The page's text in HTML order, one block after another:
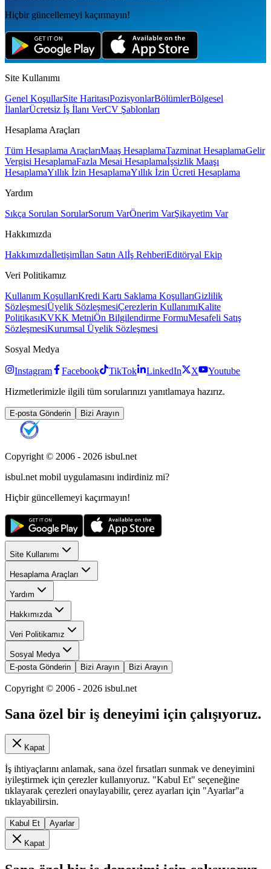
Hiçbir güncellemeyi kaçırmayın!
Site Kullanımı
Genel KoşullarSite HaritasıPozisyonlarBölümlerBölgesel
İlanlarÜcretsiz İş İlanı VerCV Şablonları
Hesaplama Araçları
Tüm Hesaplama AraçlarıMaaş HesaplamaTazminat HesaplamaGelir
Vergisi HesaplamaFazla Mesai Hesaplamaİşsizlik Maaşı
HesaplamaYıllık İzin HesaplamaYıllık İzin Ücreti Hesaplama
Yardım
Sıkça Sorulan SorularSorum VarÖnerim VarŞikayetim Var
Hakkımızda
Hakkımızdaİletişimİlan Satın Alİş RehberiEditöryal Ekip
Veri Politikamız
Kullanım KoşullarıKredi Kartı Saklama KoşullarıGizlilik
SözleşmesiÜyelik SözleşmesiÇerezlerin KullanımıKalite
PolitikasıKVKK MetniÖn Bilgilendirme FormuMesafeli Satış
SözleşmesiKurumsal Üyelik Sözleşmesi
Sosyal Medya
Instagram Facebook TikTok LinkedIn X
Youtube
Hizmetlerimizle ilgili tüm sorularınızı yanıtlamaya hazırız.
E-posta Gönderin Bizi Arayın
Copyright © 2006 - 2026 isbul.net
isbul.net mobil uygulamasını indirdiniz mi?
Hiçbir güncellemeyi kaçırmayın!
Site Kullanımı
Hesaplama Araçları
Yardım
Hakkımızda
Veri Politikamız
Sosyal Medya
E-posta Gönderin
Bizi Arayın Bizi Arayın
Copyright © 2006 - 2026 isbul.net
Sana özel bir iş deneyimi için çalışıyoruz.
Kapat
İş ihtiyaçlarını anlamak, sana özel fırsatları sunmak ve deneyimini
iyileştirmek için çerezler kullanıyoruz. "Kabul Et" seçeneğine
tıklayarak çerezleri onaylayabilir, çerez ayarları için "Ayarlar"a
tıklayabilirsin.
Kabul Et Ayarlar
Kapat